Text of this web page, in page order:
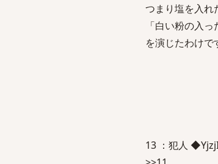
つまり塩を入れ
「白い粉の入
を演じたわけで
13 ：犯人